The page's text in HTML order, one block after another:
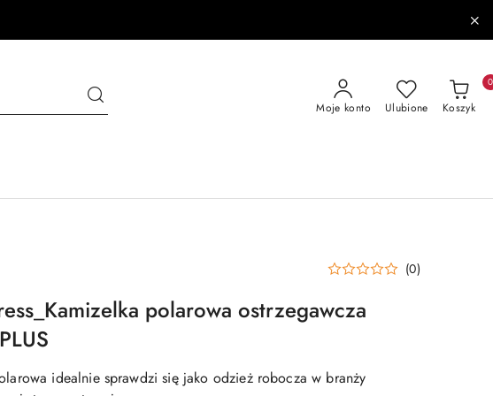
Moje konto Ulubione Koszyk
0
(0)
polarowa ostrzegawcza
idealnie sprawdzi się jako odzież robocza w branży